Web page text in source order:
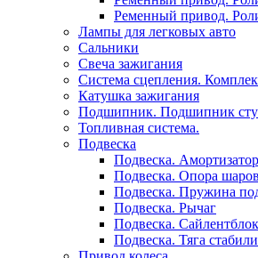
Ременный привод.
Лампы для легковых авто
Сальники
Свеча зажигания
Система сцепления.
Катушка зажигания
Подшипник. Подшипник
Топливная система.
Подвеска
Подвеска. Амортизатор
Подвеска. Опора
Подвеска. Пружина
Подвеска. Рычаг
Подвеска. Сайлентблок
Подвеска. Тяга